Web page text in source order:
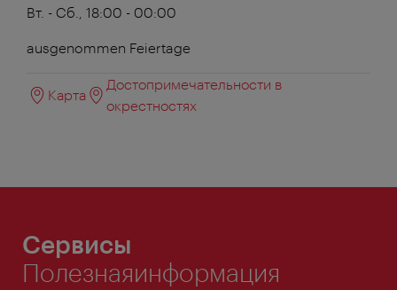
Вт. - Сб., 18:00 - 00:00
ausgenommen Feiertage
Карта
Достопримечательности в
окрестностях
Сервисы
Полезнаяинформация